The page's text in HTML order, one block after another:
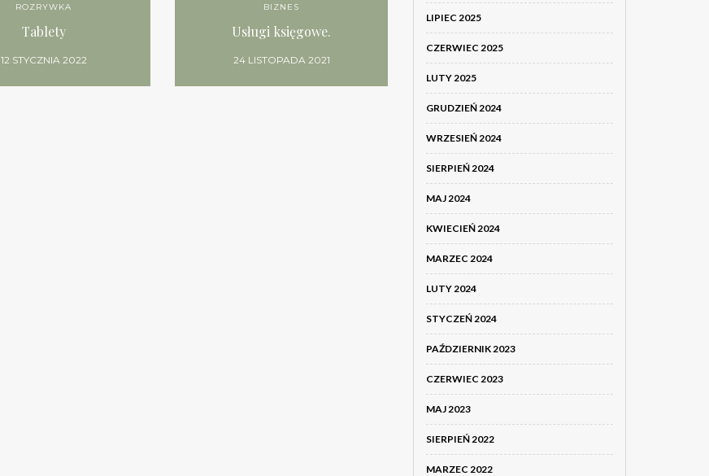
ROZRYWKA
Tablety
12 STYCZNIA 2022
BIZNES
Usługi księgowe.
24 LISTOPADA 2021
LIPIEC 2025
CZERWIEC 2025
LUTY 2025
GRUDZIEŃ 2024
WRZESIEŃ 2024
SIERPIEŃ 2024
MAJ 2024
KWIECIEŃ 2024
MARZEC 2024
LUTY 2024
STYCZEŃ 2024
PAŹDZIERNIK 2023
CZERWIEC 2023
MAJ 2023
SIERPIEŃ 2022
MARZEC 2022